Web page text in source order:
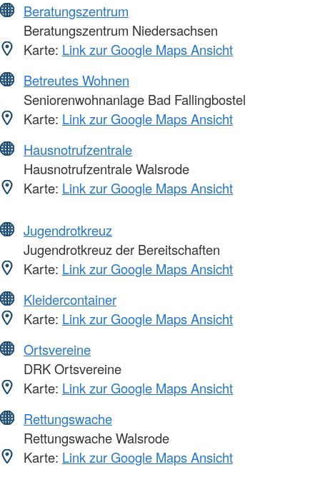
Beratungszentrum
Beratungszentrum Niedersachsen
Karte: Link zur Google Maps Ansicht
Betreutes Wohnen
Seniorenwohnanlage Bad Fallingbostel
Karte: Link zur Google Maps Ansicht
Hausnotrufzentrale
Hausnotrufzentrale Walsrode
Karte: Link zur Google Maps Ansicht
Jugendrotkreuz
Jugendrotkreuz der Bereitschaften
Karte: Link zur Google Maps Ansicht
Kleidercontainer
Karte: Link zur Google Maps Ansicht
Ortsvereine
DRK Ortsvereine
Karte: Link zur Google Maps Ansicht
Rettungswache
Rettungswache Walsrode
Karte: Link zur Google Maps Ansicht